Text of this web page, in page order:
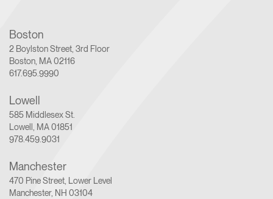
Boston
2 Boylston Street, 3rd Floor
Boston, MA 02116
617.695.9990
Lowell
585 Middlesex St.
Lowell, MA 01851
978.459.9031
Manchester
470 Pine Street, Lower Level
Manchester, NH 03104